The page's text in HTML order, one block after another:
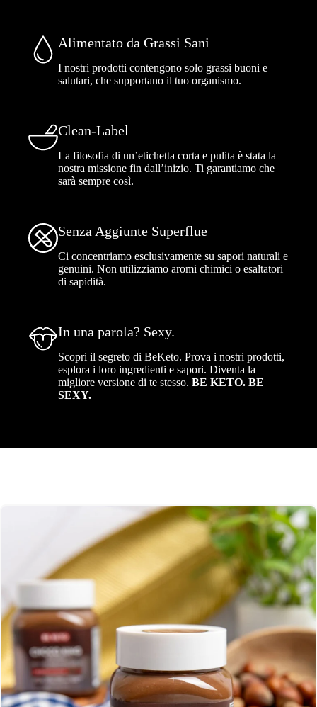
Alimentato da Grassi Sani
I nostri prodotti contengono solo grassi buoni e
salutari, che supportano il tuo organismo.
Clean-Label
La filosofia di un’etichetta corta e pulita è stata la
nostra missione fin dall’inizio. Ti garantiamo che
sarà sempre così.
Senza Aggiunte Superflue
Ci concentriamo esclusivamente su sapori naturali e
genuini. Non utilizziamo aromi chimici o esaltatori
di sapidità.
In una parola? Sexy.
Scopri il segreto di BeKeto. Prova i nostri prodotti,
esplora i loro ingredienti e sapori. Diventa la
migliore versione di te stesso.BE KETO. BE
SEXY.